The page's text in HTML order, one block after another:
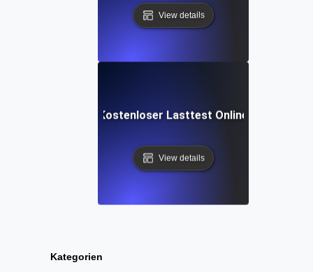
Kategorien
View details
Kostenloser Lasttest Online
View details